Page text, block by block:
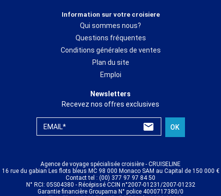
Information sur votre croisiere
Qui sommes nous?
Questions fréquentes
Conditions générales de ventes
Plan du site
Emploi
Newsletters
Recevez nos offres exclusives
EMAIL* OK
Agence de voyage spécialisée croisière - CRUISELINE
16 rue du gabian Les flots bleus MC 98 000 Monaco SAM au Capital de 150 000 €
Contact tel : (00) 377 97 97 84 50
N° RCI: 05S04380 - Récépissé CCIN n°2007-01231/2007-01232
Garantie financière Groupama N° police 4000717380/0